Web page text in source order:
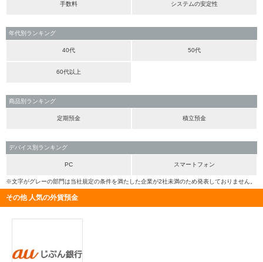
手数料 システムの安定性
年代別ランキング
40代 50代
60代以上
商品別ランキング
定期預金 積立預金
デバイス別ランキング
PC スマートフォン
※文字がグレーの部門は当社規定の条件を満たした企業が2社未満のため発表しておりません。
その他 人気の外貨預金